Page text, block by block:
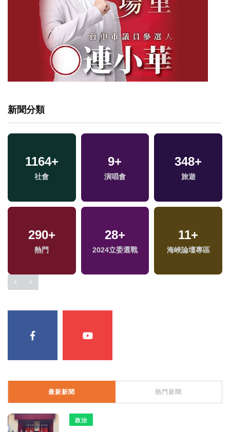
新聞分類
1164+
社會
9+
演唱會
348+
旅遊
290+
熱門
28+
2024立委選戰
11+
海峽論壇專區
最新新聞 熱門新聞
政治